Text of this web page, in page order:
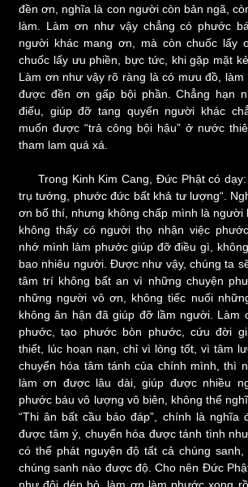
đền ơn, nghĩa là con người còn bản ngã,
làm. Làm ơn như vậy chẳng có phước
người khác mang ơn, mà còn chuốc lấy
chuốc lấy ưu phiền, bực tức, khi gặp mặt
Làm ơn như vậy rõ ràng là có mưu đồ,
được đền ơn gấp bội phần. Chẳng hạn
điếu, giúp đỡ tang quyến người khác
muốn được “trả công bội hậu” ở nước
tham lam quá xá.
Trong Kinh Kim Cang, Đức Phật có dạy:
trụ tướng, phước đức bất khả tư lượng“.
ơn bố thí, nhưng không chấp mình là người
không thấy có người thọ nhận việc
nhớ mình làm phước giúp đỡ điều gì,
bao nhiêu người. Được như vậy, chúng ta
tâm trí không bất an vì những chuyện
những người vô ơn, không tiếc nuối
không ân hận đã giúp đỡ lầm người. Làm
phước, tạo phước bòn phước, cứu đời
thiết, lúc hoạn nạn, chỉ vì lòng tốt, vì tâm
chuyển hóa tâm tánh của chính mình, thì
làm ơn được lâu dài, giúp được nhiều
phước báu vô lượng vô biên, không thể
“Thi ân bất cầu báo đáp”, chính là nghĩa
được tâm ý, chuyển hóa được tánh tình
có thể phát nguyện độ tất cả chúng
chúng sanh nào được độ. Cho nên Đức